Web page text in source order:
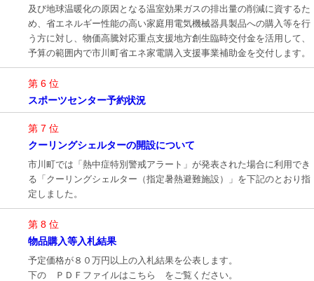
及び地球温暖化の原因となる温室効果ガスの排出量の削減に資するた
め、省エネルギー性能の高い家庭用電気機械器具製品への購入等を行
う方に対し、物価高騰対応重点支援地方創生臨時交付金を活用して、
予算の範囲内で市川町省エネ家電購入支援事業補助金を交付します。
第 6 位
スポーツセンター予約状況
第 7 位
クーリングシェルターの開設について
市川町では「熱中症特別警戒アラート」が発表された場合に利用でき
る「クーリングシェルター（指定暑熱避難施設）」を下記のとおり指
定しました。
第 8 位
物品購入等入札結果
予定価格が８０万円以上の入札結果を公表します。
下の ＰＤＦファイルはこちら をご覧ください。